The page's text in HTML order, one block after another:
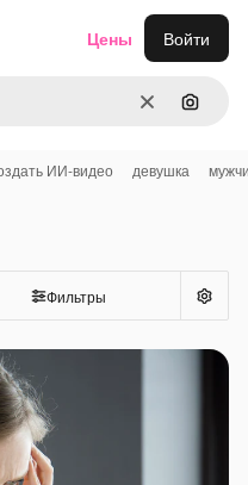
ОчиститьПоиск
Цены Войти
ИИ-видео девушка
Фильтры